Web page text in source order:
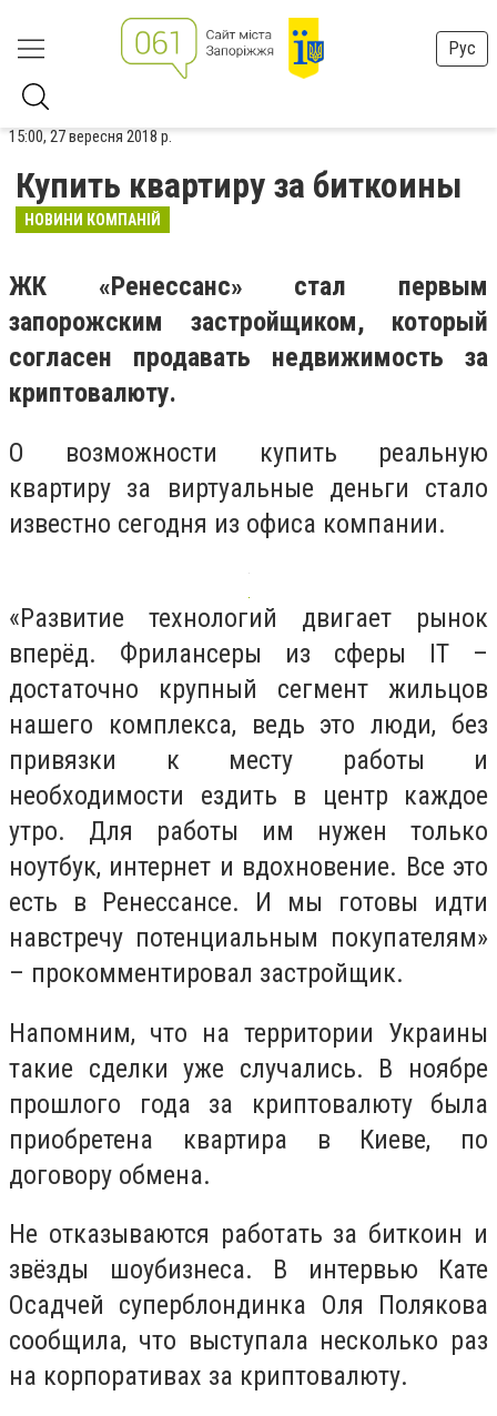
Рус
15:00, 27 вересня 2018 р.
Купить квартиру за биткоины
НОВИНИ КОМПАНІЙ
ЖК «Ренессанс» стал первым
запорожским застройщиком, который
согласен продавать недвижимость за
криптовалюту.
О возможности купить реальную
квартиру за виртуальные деньги стало
известно сегодня из офиса компании.
«Развитие технологий двигает рынок
вперёд. Фрилансеры из сферы IT –
достаточно крупный сегмент жильцов
нашего комплекса, ведь это люди, без
привязки к месту работы и
необходимости ездить в центр каждое
утро. Для работы им нужен только
ноутбук, интернет и вдохновение. Все это
есть в Ренессансе. И мы готовы идти
навстречу потенциальным покупателям»
– прокомментировал застройщик.
Напомним, что на территории Украины
такие сделки уже случались. В ноябре
прошлого года за криптовалюту была
приобретена квартира в Киеве, по
договору обмена.
Не отказываются работать за биткоин и
звёзды шоубизнеса. В интервью Кате
Осадчей суперблондинка Оля Полякова
сообщила, что выступала несколько раз
на корпоративах за криптовалюту.